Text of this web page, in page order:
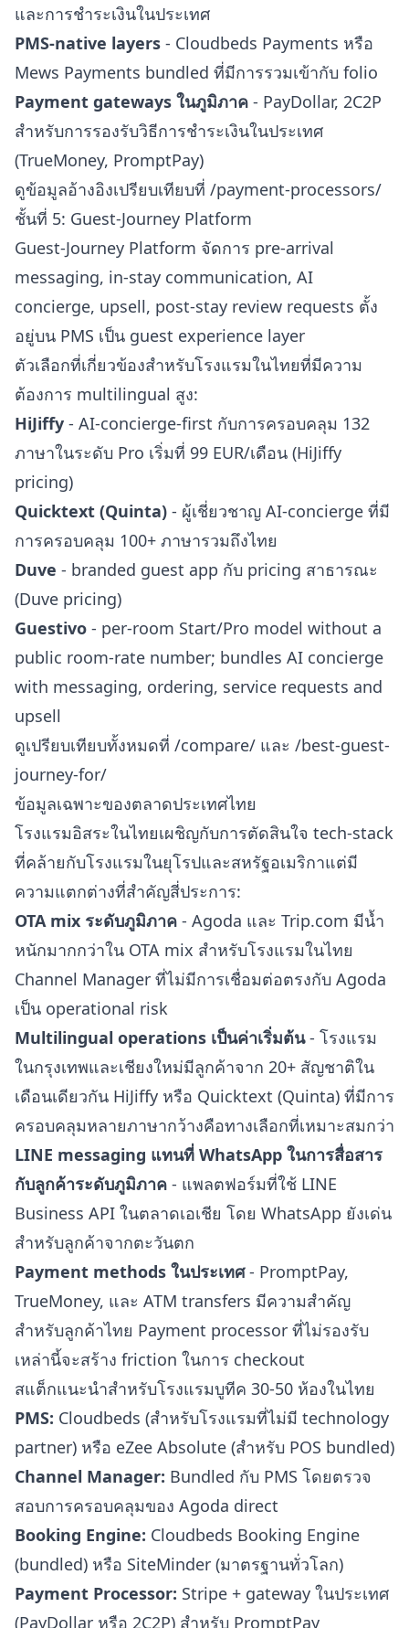
และการชำระเงินในประเทศ
PMS-native layers - Cloudbeds Payments หรือ
Mews Payments bundled ที่มีการรวมเข้ากับ folio
Payment gateways ในภูมิภาค - PayDollar, 2C2P
สำหรับการรองรับวิธีการชำระเงินในประเทศ
(TrueMoney, PromptPay)
ดูข้อมูลอ้างอิงเปรียบเทียบที่ /payment-processors/
ชั้นที่ 5: Guest-Journey Platform
Guest-Journey Platform จัดการ pre-arrival
messaging, in-stay communication, AI
concierge, upsell, post-stay review requests ตั้ง
อยู่บน PMS เป็น guest experience layer
ตัวเลือกที่เกี่ยวข้องสำหรับโรงแรมในไทยที่มีความ
ต้องการ multilingual สูง:
HiJiffy - AI-concierge-first กับการครอบคลุม 132
ภาษาในระดับ Pro เริ่มที่ 99 EUR/เดือน (HiJiffy
pricing)
Quicktext (Quinta) - ผู้เชี่ยวชาญ AI-concierge ที่มี
การครอบคลุม 100+ ภาษารวมถึงไทย
Duve - branded guest app กับ pricing สาธารณะ
(Duve pricing)
Guestivo - per-room Start/Pro model without a
public room-rate number; bundles AI concierge
with messaging, ordering, service requests and
upsell
ดูเปรียบเทียบทั้งหมดที่ /compare/ และ /best-guest-
journey-for/
ข้อมูลเฉพาะของตลาดประเทศไทย
โรงแรมอิสระในไทยเผชิญกับการตัดสินใจ tech-stack
ที่คล้ายกับโรงแรมในยุโรปและสหรัฐอเมริกาแต่มี
ความแตกต่างที่สำคัญสี่ประการ:
OTA mix ระดับภูมิภาค - Agoda และ Trip.com มีน้ำ
หนักมากกว่าใน OTA mix สำหรับโรงแรมในไทย
Channel Manager ที่ไม่มีการเชื่อมต่อตรงกับ Agoda
เป็น operational risk
Multilingual operations เป็นค่าเริ่มต้น- โรงแรม
ในกรุงเทพและเชียงใหม่มีลูกค้าจาก 20+ สัญชาติใน
เดือนเดียวกัน HiJiffy หรือ Quicktext (Quinta) ที่มีการ
ครอบคลุมหลายภาษากว้างคือทางเลือกที่เหมาะสมกว่า
LINE messaging แทนที่ WhatsApp ในการสื่อสาร
กับลูกค้าระดับภูมิภาค - แพลตฟอร์มที่ใช้ LINE
Business API ในตลาดเอเชีย โดย WhatsApp ยังเด่น
สำหรับลูกค้าจากตะวันตก
Payment methods ในประเทศ- PromptPay,
TrueMoney, และ ATM transfers มีความสำคัญ
สำหรับลูกค้าไทย Payment processor ที่ไม่รองรับ
เหล่านี้จะสร้าง friction ในการ checkout
สแต็กแนะนำสำหรับโรงแรมบูทีค 30-50 ห้องในไทย
PMS: Cloudbeds (สำหรับโรงแรมที่ไม่มี technology
partner) หรือ eZee Absolute (สำหรับ POS bundled)
Channel Manager: Bundled กับ PMS โดยตรวจ
สอบการครอบคลุมของ Agoda direct
Booking Engine: Cloudbeds Booking Engine
(bundled) หรือ SiteMinder (มาตรฐานทั่วโลก)
Payment Processor: Stripe + gateway ในประเทศ
(PayDollar หรือ 2C2P) สำหรับ PromptPay